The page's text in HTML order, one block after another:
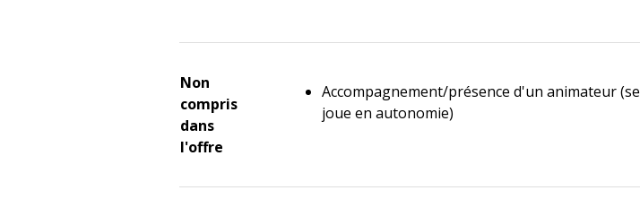
Non
compris
dans
l'offre
Accompagnement/présence d'un animateur (se
joue en autonomie)